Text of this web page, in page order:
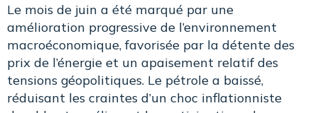
Le mois de juin a été marqué par une
amélioration progressive de l’environnement
macroéconomique, favorisée par la détente des
prix de l’énergie et un apaisement relatif des
tensions géopolitiques. Le pétrole a baissé,
réduisant les craintes d’un choc inflationniste